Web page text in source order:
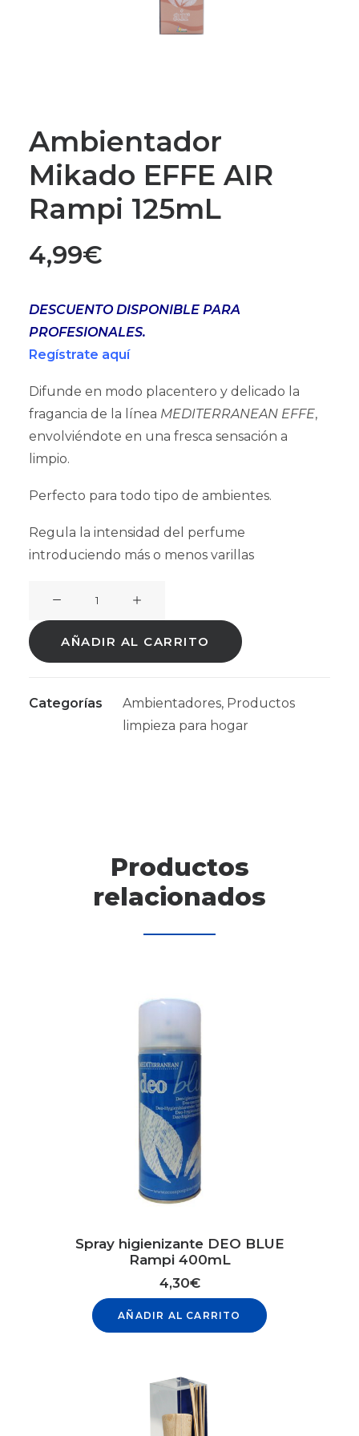
Ambientador
Mikado EFFE AIR
Rampi 125mL
4,99€
DESCUENTO DISPONIBLE PARA
PROFESIONALES.
Regístrate aquí
Difunde en modo placentero y delicado la
fragancia de la línea MEDITERRANEAN EFFE,
envolviéndote en una fresca sensación a
limpio.
Perfecto para todo tipo de ambientes.
Regula la intensidad del perfume
introduciendo más o menos varillas
EFFE
AIR
125mL
AÑADIR AL CARRITO
Categorías Ambientadores, Productos
limpieza para hogar
Productos
relacionados
Spray higienizante DEO BLUE
Rampi 400mL
4,30€
AÑADIR AL CARRITO